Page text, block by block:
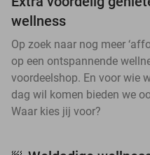
wellness
Op zoek naar nog meer
op een ontspannende
voordeelshop. En voor wie
dag wil komen bieden we
Waar kies jij voor?